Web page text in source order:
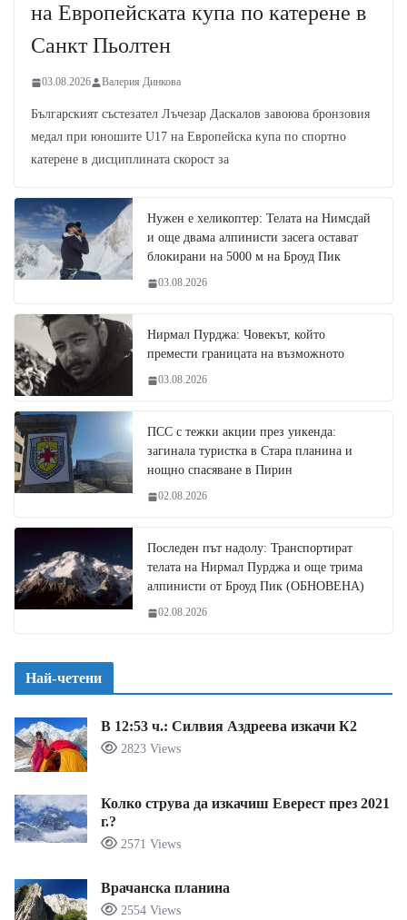
на Европейската купа по катерене в
Санкт Пьолтен
03.08.2026 Валерия Динкова
Българският състезател Лъчезар Даскалов завоюва бронзовия
медал при юношите U17 на Европейска купа по спортно
катерене в дисциплината скорост за
Нужен е хеликоптер: Телата на Нимсдай
и още двама алпинисти засега остават
блокирани на 5000 м на Броуд Пик
03.08.2026
Нирмал Пурджа: Човекът, който
премести границата на възможното
03.08.2026
ПСС с тежки акции през уикенда:
загинала туристка в Стара планина и
нощно спасяване в Пирин
02.08.2026
Последен път надолу: Транспортират
телата на Нирмал Пурджа и още трима
алпинисти от Броуд Пик (ОБНОВЕНА)
02.08.2026
Най-четени
В 12:53 ч.: Силвия Аздреева изкачи К2
2823 Views
Колко струва да изкачиш Еверест през 2021
г.?
2571 Views
Врачанска планина
2554 Views